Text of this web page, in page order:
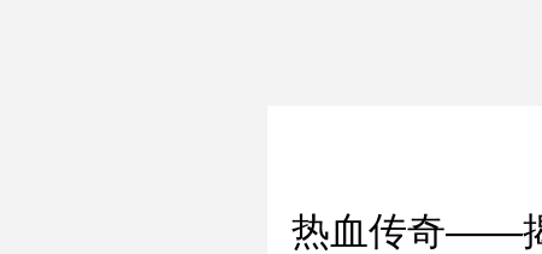
热血传奇——